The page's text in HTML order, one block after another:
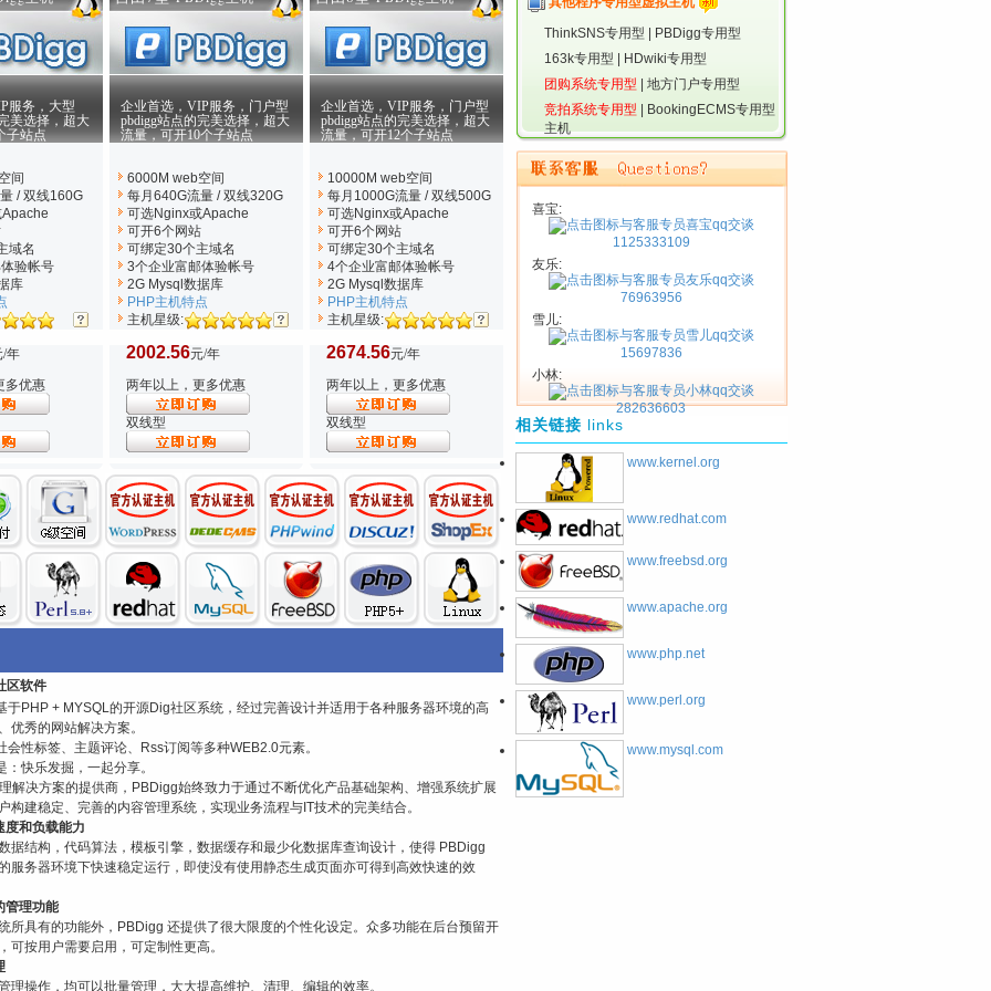
服务，大型
美选择，超大
子站点
间
/ 双线160G
域名
验帐号
库
企业首选，VIP服务，门户型
pbdigg站点的完美选择，超大
流量，可开10个子站点
6000M web空间
每月640G流量 / 双线320G
可选Nginx或Apache
可开6个网站
可绑定30个主域名
3个企业富邮体验帐号
2G Mysql数据库
PHP主机特点
主机星级:
企业首选，VIP服务，门户型
pbdigg站点的完美选择，超大
流量，可开12个子站点
10000M web空间
每月1000G流量 / 双线500G
可选Nginx或Apache
可开6个网站
可绑定30个主域名
4个企业富邮体验帐号
2G Mysql数据库
PHP主机特点
主机星级:
/年
多优惠
2002.56元/年
两年以上，更多优惠
双线型
2674.56元/年
两年以上，更多优惠
双线型
区软件
于PHP + MYSQL的开源Dig社区系统，经过完善设计并适用于各种服务器环境的高
、优秀的网站解决方案。
会性标签、主题评论、Rss订阅等多种WEB2.0元素。
快乐发掘，一起分享。
解决方案的提供商，PBDigg始终致力于通过不断优化产品基础架构、增强系统扩展
构建稳定、完善的内容管理系统，实现业务流程与IT技术的完美结合。
度和负载能力
据结构，代码算法，模板引擎，数据缓存和最少化数据库查询设计，使得 PBDigg
服务器环境下快速稳定运行，即使没有使用静态生成页面亦可得到高效快速的效
管理功能
所具有的功能外，PBDigg 还提供了很大限度的个性化设定。众多功能在后台预留开
可按用户需要启用，可定制性更高。
理操作，均可以批量管理，大大提高维护、清理、编辑的效率。
ThinkSNS专用型
PBDigg专用型
163k专用型
HDwiki专用型
团购系统专用型
地方门户专用型
竞拍系统专用型
BookingECMS专用型
主机
喜宝:
1125333109
友乐:
76963956
雪儿:
15697836
小林:
282636603
相关链接 links
www.kernel.org
www.redhat.com
www.freebsd.org
www.apache.org
www.php.net
www.perl.org
www.mysql.com